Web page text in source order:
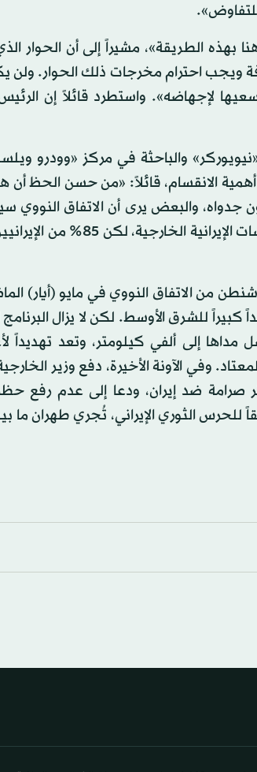
بهذه الطريقة»، مشيراً إلى أن الحوار
ويجب احترام مخرجات ذلك الحوار.
لإجهاضه». واستطرد قائلاً إن
والباحثة في مركز «وودرو
الانقسام، قائلاً: «من حسن الحظ أن
جدواه، والبعض يرى أن الاتفاق النووي
يرون فيه اتفاقاً جيداً». ونوه ظريف إلى أن الخلاف يدور دائماً حول
من الاتفاق النووي في مايو (أيار)
كبيراً للشرق الأوسط. لكن لا يزال
إلى ألفي كيلومتر، وتعد تهديداً
وفي الآونة الأخيرة، دفع وزير
صرامة ضد إيران، ودعا إلى عدم رفع